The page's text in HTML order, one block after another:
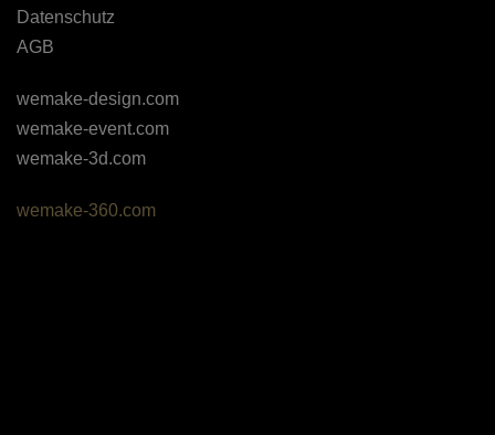
Datenschutz
AGB
wemake-design.com
wemake-event.com
wemake-3d.com
wemake-360.com